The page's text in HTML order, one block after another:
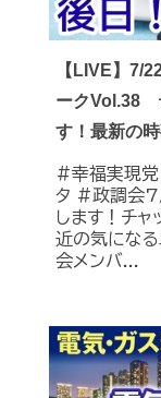
【LIVE】7/
ークVol.38
す！最新の
#幸福実現
タ #政調会
します！チ
近の気になる
会メンバ...